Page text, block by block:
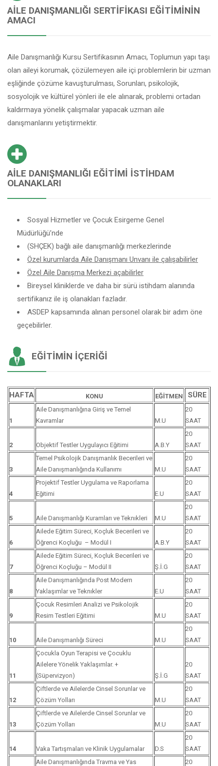
AILE DANIŞMANLIĞI SERTIFIKASI EĞITIMININ
AMACI
Aile Danışmanlığı Kursu Sertifikasının Amacı, Toplumun yapı taşı
olan aileyi korumak, çözülemeyen aile içi problemlerin bir uzman
eşliğinde çözüme kavuşturulması, Sorunları, psikolojik,
sosyolojik ve kültürel yönleri ile ele alınarak, problemi ortadan
kaldırmaya yönelik çalışmalar yapacak uzman aile
danışmanlarını yetiştirmektir.
AILE DANIŞMANLIĞI EĞITIMI İSTIHDAM
OLANAKLARI
Sosyal Hizmetler ve Çocuk Esirgeme Genel
Müdürlüğü’nde
(SHÇEK) bağlı aile danışmanlığı merkezlerinde
Özel kurumlarda Aile Danışmanı Unvanı ile çalışabilirler
Özel Aile Danışma Merkezi açabilirler
Bireysel kliniklerde ve daha bir sürü istihdam alanında
sertifikanız ile iş olanakları fazladır.
ASDEP kapsamında alınan personel olarak bir adım öne
geçebilirler.
EĞITIMIN İÇERIĞI
HAFTA KONU EĞİTMEN SÜRE
1
Aile Danışmanlığına Giriş ve Temel
Kavramlar
M.U
20
SAAT
2 Objektif Testler Uygulayıcı Eğitimi A.B.Y
20
SAAT
3
Temel Psikolojik Danışmanlık Becerileri ve
Aile Danışmanlığında Kullanımı
M.U
20
SAAT
4
Projektif Testler Uygulama ve Raporlama
Eğitimi
E.U
20
SAAT
5 Aile Danışmanlığı Kuramları ve Teknıkleri M.U
20
SAAT
6
Ailede Eğitim Süreci, Koçluk Becerileri ve
Öğrenci Koçluğu – Modül I
A.B.Y
20
SAAT
7
Ailede Eğitim Süreci, Koçluk Becerileri ve
Öğrenci Koçluğu – Modül II
Ş.İ.G
20
SAAT
8
Aile Danışmanlığında Post Modern
Yaklaşımlar ve Teknıkler
E.U
20
SAAT
9
Çocuk Resimleri Analizi ve Psikolojik
Resim Testleri Eğitimi
M.U
20
SAAT
10 Aile Danışmanlığı Süreci M.U
20
SAAT
11
Çocukla Oyun Terapisi ve Çocuklu
Ailelere Yönelik Yaklaşımlar. +
(Süpervizyon)
Ş.İ.G
20
SAAT
12
Çiftlerde ve Ailelerde Cinsel Sorunlar ve
Çözüm Yolları
M.U
20
SAAT
13
Çiftlerde ve Ailelerde Cinsel Sorunlar ve
Çözüm Yolları
M.U
20
SAAT
14 Vaka Tartışmaları ve Klinik Uygulamalar D.S
20
SAAT
Aile Danışmanlığında Travma ve Yas
20